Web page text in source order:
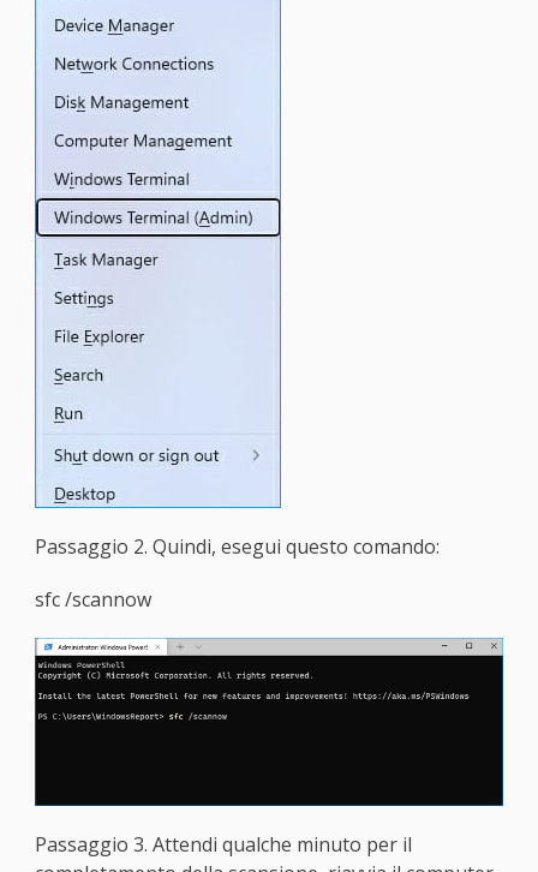
Passaggio 2. Quindi, esegui questo comando:
sfc /scannow
Passaggio 3. Attendi qualche minuto per il